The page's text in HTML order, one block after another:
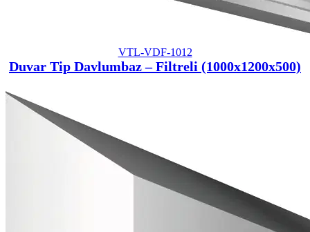
VTL-VDF-1012
Duvar Tip Davlumbaz – Filtreli (1000x1200x500)